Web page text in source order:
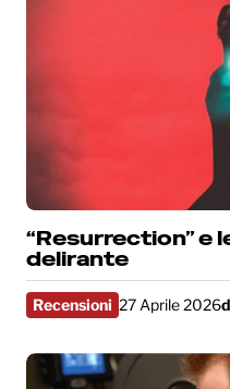
“Resurrection” e
delirante
Recensioni 27 Aprile 2026